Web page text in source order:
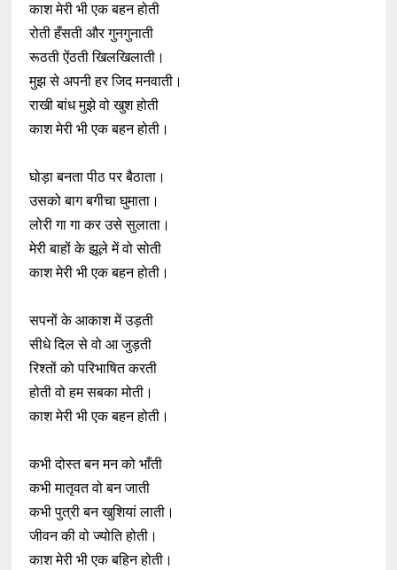
काश मेरी भी एक बहन होती
रोती हँसती और गुनगुनाती
रूठती ऐंठती खिलखिलाती।
मुझ से अपनी हर जिद मनवाती।
राखी बांध मुझे वो खुश होती
काश मेरी भी एक बहन होती।
घोड़ा बनता पीठ पर बैठाता।
उसको बाग बगीचा घुमाता।
लोरी गा गा कर उसे सुलाता।
मेरी बाहों के झूले में वो सोती
काश मेरी भी एक बहन होती।
सपनों के आकाश में उड़ती
सीधे दिल से वो आ जुड़ती
रिश्तों को परिभाषित करती
होती वो हम सबका मोती।
काश मेरी भी एक बहन होती।
कभी दोस्त बन मन को भाँती
कभी मातृवत वो बन जाती
कभी पुत्री बन खुशियां लाती।
जीवन की वो ज्योति होती।
काश मेरी भी एक बहिन होती।